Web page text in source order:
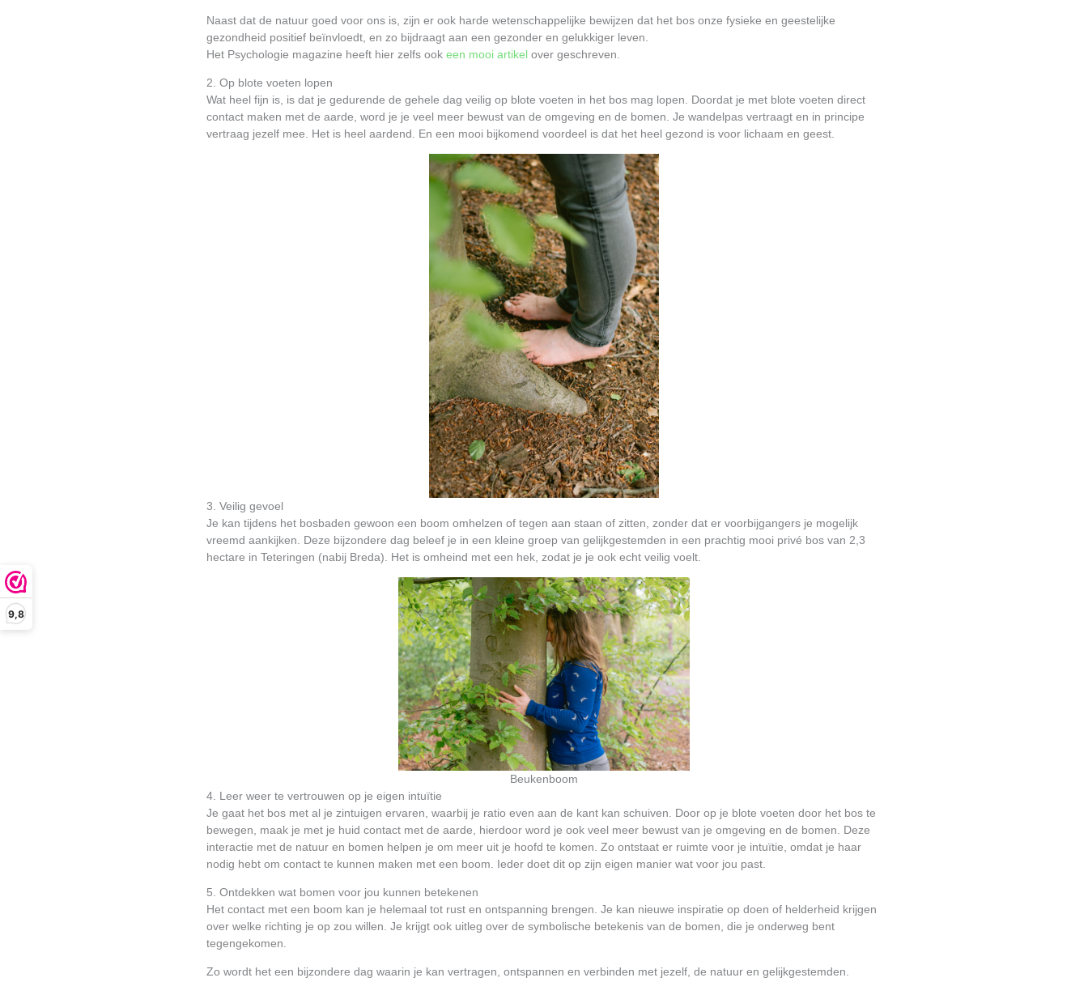
9,8
Naast dat de natuur goed voor ons is, zijn er ook harde wetenschappelijke bewijzen dat het bos onze fysieke en geestelijke
gezondheid positief beïnvloedt, en zo bijdraagt aan een gezonder en gelukkiger leven.
Het Psychologie magazine heeft hier zelfs ookeen mooi artikelover geschreven.
2. Op blote voeten lopen
Wat heel fijn is, is dat je gedurende de gehele dag veilig op blote voeten in het bos mag lopen. Doordat je met blote voeten direct
contact maken met de aarde, word je je veel meer bewust van de omgeving en de bomen. Je wandelpas vertraagt en in principe
vertraag jezelf mee. Het is heel aardend. En een mooi bijkomend voordeel is dat het heel gezond is voor lichaam en geest.
3. Veilig gevoel
Je kan tijdens het bosbaden gewoon een boom omhelzen of tegen aan staan of zitten, zonder dat er voorbijgangers je mogelijk
vreemd aankijken. Deze bijzondere dag beleef je in een kleine groep van gelijkgestemden in een prachtig mooi privé bos van 2,3
hectare in Teteringen (nabij Breda). Het is omheind met een hek, zodat je je ook echt veilig voelt.
Beukenboom
4. Leer weer te vertrouwen op je eigen intuïtie
Je gaat het bos met al je zintuigen ervaren, waarbij je ratio even aan de kant kan schuiven. Door op je blote voeten door het bos te
bewegen, maak je met je huid contact met de aarde, hierdoor word je ook veel meer bewust van je omgeving en de bomen. Deze
interactie met de natuur en bomen helpen je om meer uit je hoofd te komen. Zo ontstaat er ruimte voor je intuïtie, omdat je haar
nodig hebt om contact te kunnen maken met een boom. Ieder doet dit op zijn eigen manier wat voor jou past.
5. Ontdekken wat bomen voor jou kunnen betekenen
Het contact met een boom kan je helemaal tot rust en ontspanning brengen. Je kan nieuwe inspiratie op doen of helderheid krijgen
over welke richting je op zou willen. Je krijgt ook uitleg over de symbolische betekenis van de bomen, die je onderweg bent
tegengekomen.
Zo wordt het een bijzondere dag waarin je kan vertragen, ontspannen en verbinden met jezelf, de natuur en gelijkgestemden.